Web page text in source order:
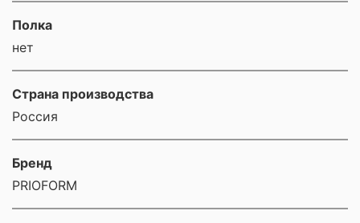
Полка
нет
Страна производства
Россия
Бренд
PRIOFORM